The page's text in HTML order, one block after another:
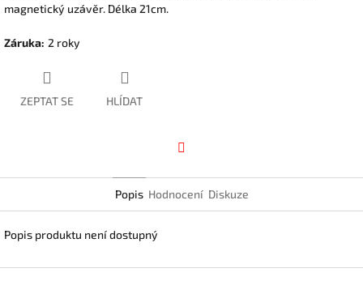
magnetický uzávěr. Délka 21cm.
Záruka: 2 roky
ZEPTAT SE HLÍDAT
Popis Hodnocení Diskuze
Popis produktu není dostupný